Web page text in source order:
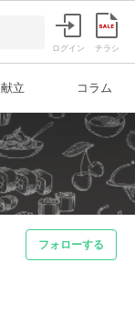
ログイン チラシ
献立 コラム
フォローする